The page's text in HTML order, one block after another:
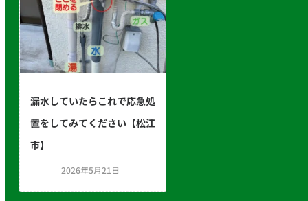
漏水していたらこれで応急処
置をしてみてください【松江
市】
2026年5月21日